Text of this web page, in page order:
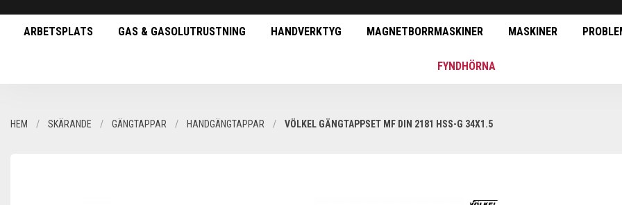
ARBETSPLATS GAS & GASOLUTRUSTNING HANDVERKTYG MAGNETBORRMASKINER MASKINER
FYNDHÖRNA
HEM SKÄRANDE GÄNGTAPPAR HANDGÄNGTAPPAR VÖLKEL GÄNGTAPPSET MF DIN 2181 HSS-G 34X1.5